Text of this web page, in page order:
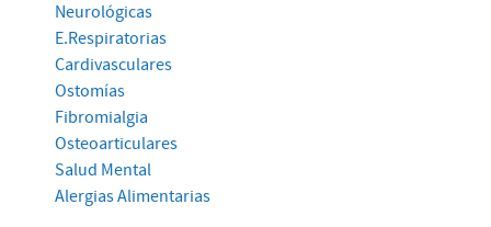
Neurológicas
E.Respiratorias
Cardivasculares
Ostomías
Fibromialgia
Osteoarticulares
Salud Mental
Alergias Alimentarias